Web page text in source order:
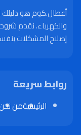
أعطال.كوم هو دليلك
والكهرباء. نقدم
إصلاح المشكلات
روابط سريعة
الرئيسيةمن